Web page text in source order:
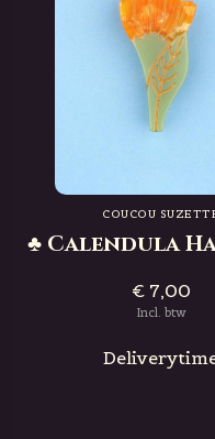
COUCOU
♣ Calendula
€ 7,00
Incl. btw